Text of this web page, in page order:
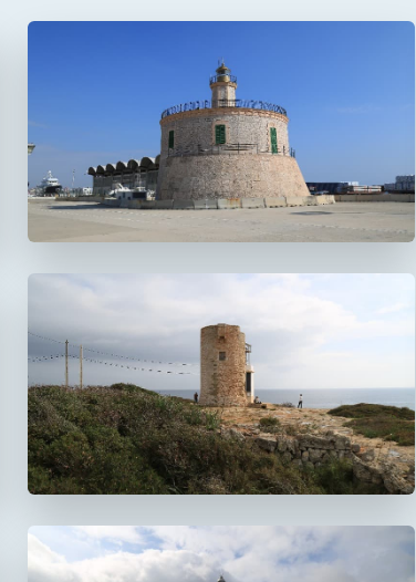
Faro del puerto de
Palma
Faro de La Riba
FUERA DE USO
Faro de la Torre d'en
Beu